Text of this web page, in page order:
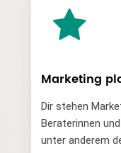
Marketing
Dir stehen
Beraterinnen
unter anderem